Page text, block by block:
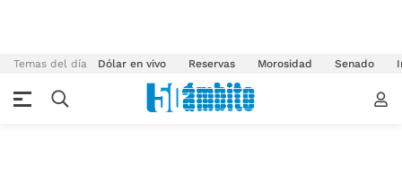
Temas del día Dólar en vivo Reservas Morosidad Senado